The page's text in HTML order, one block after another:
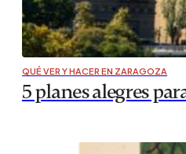
QUÉ VER Y HACER EN ZARAGOZA
5 planes alegres